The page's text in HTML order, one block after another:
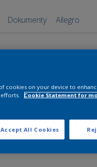
Dokumenty Allegro
Pobierz
cookies on your device to
efforts.
Cookie Statement for
Accept All Cookies